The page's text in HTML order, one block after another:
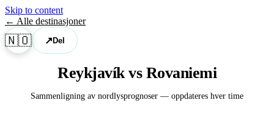
Skip to content
← Alle destinasjoner
🇳🇴 ↗Del
Reykjavík vs Rovaniemi
Sammenligning av nordlysprognoser — oppdateres hver time